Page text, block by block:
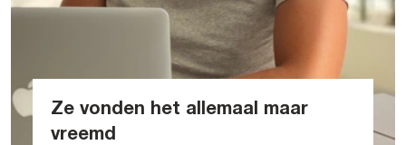
Ze vonden het allemaal maar
vreemd